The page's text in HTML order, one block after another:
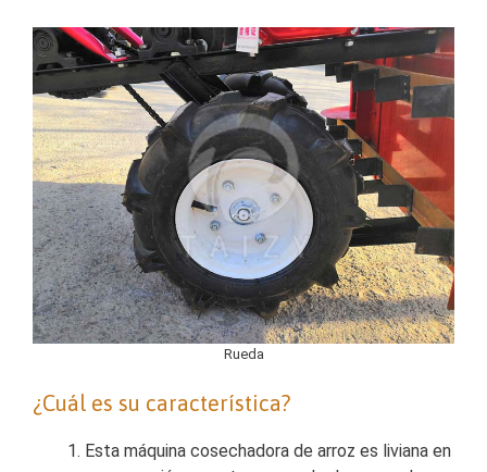
Rueda
¿Cuál es su característica?
Esta máquina cosechadora de arroz es liviana en